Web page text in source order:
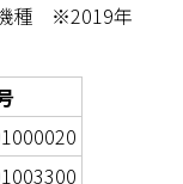
機種 ※2019年